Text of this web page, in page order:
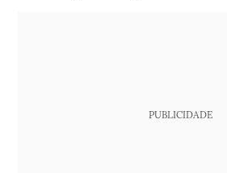
PUBLICIDADE